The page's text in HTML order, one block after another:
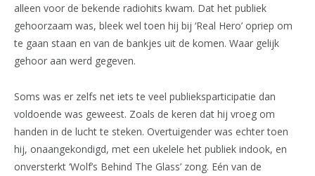
alleen voor de bekende radiohits kwam. Dat het publiek
gehoorzaam was, bleek wel toen hij bij ‘Real Hero’ opriep om
te gaan staan en van de bankjes uit de komen. Waar gelijk
gehoor aan werd gegeven.
Soms was er zelfs net iets te veel publieksparticipatie dan
voldoende was geweest. Zoals de keren dat hij vroeg om
handen in de lucht te steken. Overtuigender was echter toen
hij, onaangekondigd, met een ukelele het publiek indook, en
onversterkt ‘Wolf’s Behind The Glass’ zong. Eén van de